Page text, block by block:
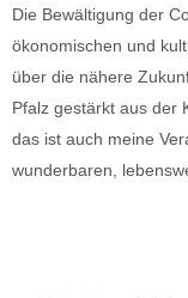
Die Bewältigung der
ökonomischen und
über die nähere
Pfalz gestärkt aus der
das ist auch meine
wunderbaren,